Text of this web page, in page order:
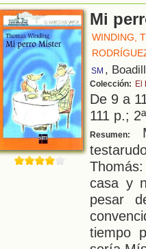
Mi
WINDING,
SM ,
Colección: El
De 9 a
111 p.;
Resumen:
casa y
pesar
tiempo